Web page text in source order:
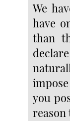
We
have
than
you
reason